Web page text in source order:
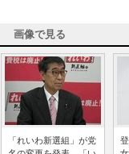
画像で見る
「れいわ新選組」が党